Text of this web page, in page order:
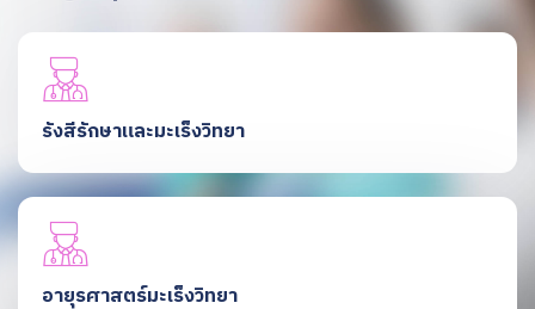
รังสีรักษาและมะเร็งวิทยา
อายุรศาสตร์มะเร็งวิทยา